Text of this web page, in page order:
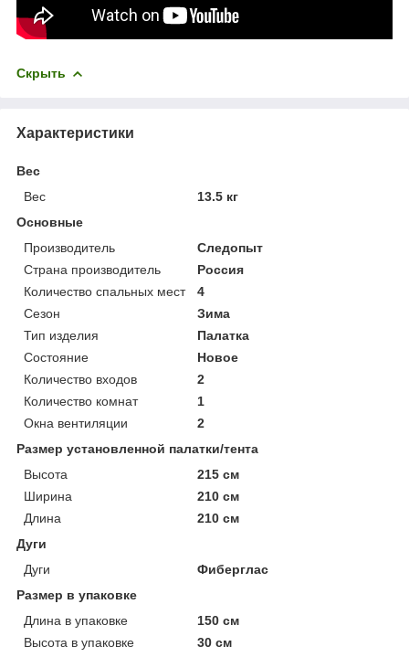
Скрыть
Характеристики
Вес
Вес
13.5 кг
Основные
Производитель
Следопыт
Страна производитель
Россия
Количество спальных мест
4
Сезон
Зима
Тип изделия
Палатка
Состояние
Новое
Количество входов
2
Количество комнат
1
Окна вентиляции
2
Размер установленной палатки/тента
Высота
215 см
Ширина
210 см
Длина
210 см
Дуги
Дуги
Фиберглас
Размер в упаковке
Длина в упаковке
150 см
Высота в упаковке
30 см